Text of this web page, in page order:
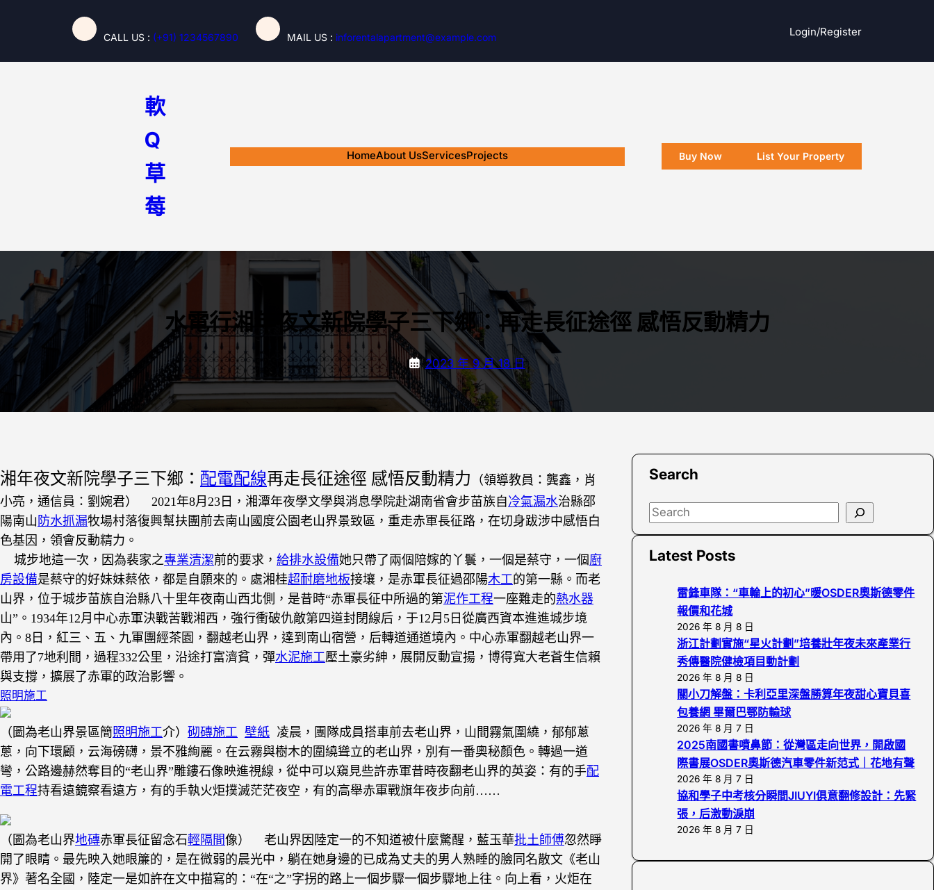
要
CALL US : (+91) 1234567890 MAIL US : inforentalapartment@example.com Login/register
軟
Q
草
莓
HomeAbout UsServicesProjects Buy Now List Your Property
水電行湘年夜文新院學子三下鄉：再走長征途徑 感悟反動精力
2023 年 9 月 18 日
湘年夜文新院學子三下鄉： 配電配線再走長征途徑 感悟反動精力 （領導教員：龔鑫，肖
小亮，通信員：劉婉君）
2021年8月23日，湘潭年夜學文學與消息學院赴湖南省會步苗族自冷氣漏水治縣邵
陽南山 防水抓漏牧場村落復興幫扶團前去南山國度公園老山界景致區，重走赤軍長征路，在切身跋涉中感悟白
色基因，領會反動精力。
城步地這一次，因為裴家之專業清潔前的要求， 給排水設備她只帶了兩個陪嫁的丫鬟，一個是蔡守，一個廚
房設備是蔡守的好妹妹蔡依，都是自願來的。處湘桂超耐磨地板接壤，是赤軍長征過邵陽木工的第一縣。而老
山界，位于城步苗族自治縣八十里年夜南山西北側，是昔時“赤軍長征中所過的第泥作工程一座難走的熱水器
山”。1934年12月中心赤軍決戰苦戰湘西，強行衝破仇敵第四道封閉線后，于12月5日從廣西資本進進城步境
內。8日，紅三、五、九軍團經茶園，翻越老山界，達到南山宿營，后轉道通道境內。中心赤軍翻越老山界一
帶用了7地利間，過程332公里，沿途打富濟貧，彈水泥施工壓土豪劣紳，展開反動宣揚，博得寬大老蒼生信賴
與支撐，擴展了赤軍的政治影響。
照明施工
（圖為老山界景區簡照明施工介） 砌磚施工 壁紙 凌晨，團隊成員搭車前去老山界，山間霧氣圍繞，郁郁蔥
蔥，向下環顧，云海磅礴，景不雅絢麗。在云霧與樹木的圍繞聳立的老山界，別有一番奧秘顏色。轉過一道
彎，公路邊赫然奪目的“老山界”雕鏤石像映進視線，從中可以窺見些許赤軍昔時夜翻老山界的英姿：有的手配
電工程持看遠鏡察看遠方，有的手執火炬撲滅茫茫夜空，有的高舉赤軍戰旗年夜步向前……
（圖為老山界地磚赤軍長征留念石輕隔間像） 老山界因陸定一的不知道被什麼驚醒，藍玉華批土師傅忽然睜
開了眼睛。最先映入她眼簾的，是在微弱的晨光中，躺在她身邊的已成為丈夫的男人熟睡的臉同名散文《老山
界》著名全國，陸定一是如許在文中描寫的：“在“之”字拐的路上一個步驟一個步驟地上往。向上看，火炬在
Search
S
a
r
Latest Posts
雷鋒車隊：“車輪上的初心”暖OSDER奧斯德零件
報價和花城
2026 年 8 月 8 日
浙江計劃實施“星火計劃”培養壯年夜未來產業行
秀傳醫院健檢項目動計劃
2026 年 8 月 8 日
關小刀解盤：卡利亞里深盤勝算年夜甜心寶貝喜
包養網 畢爾巴鄂防輸球
2026 年 8 月 7 日
2025南國書噴鼻節：從灣區走向世界，開啟國
際書展OSDER奧斯德汽車零件新范式｜花地有聲
2026 年 8 月 7 日
協和學子中考核分瞬間JIUYI俱意翻修設計：先緊
張，后激動淚崩
2026 年 8 月 7 日